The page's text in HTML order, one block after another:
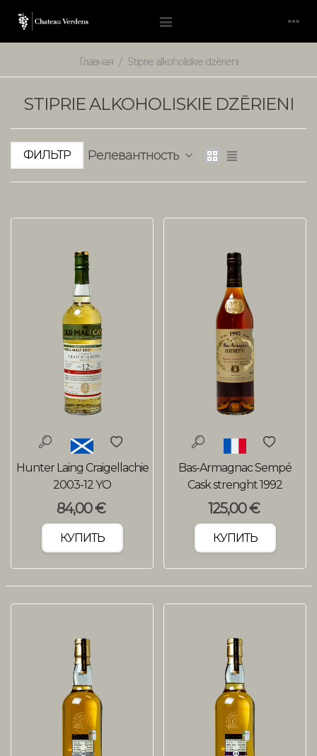
Главная / Stiprie alkoholiskie dzērieni
STIPRIE ALKOHOLISKIE DZĒRIENI
ФИЛЬТР Релевантность
Hunter Laing Craigellachie
2003-12 YO
84,00 €
КУПИТЬ
Bas-Armagnac Sempé
Cask strenght 1992
125,00 €
КУПИТЬ